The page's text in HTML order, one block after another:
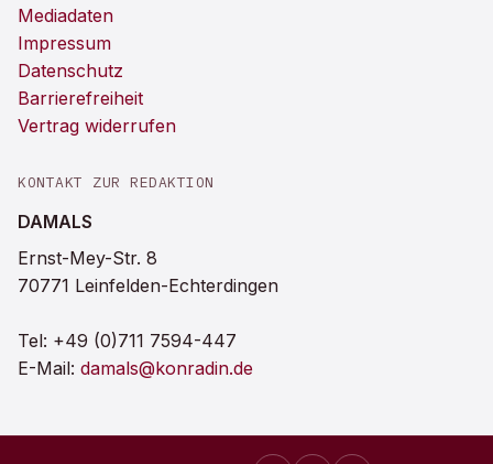
Mediadaten
Impressum
Datenschutz
Barrierefreiheit
Vertrag widerrufen
KONTAKT ZUR REDAKTION
DAMALS
Ernst-Mey-Str. 8
70771 Leinfelden-Echterdingen
Tel: +49 (0)711 7594-447
E-Mail: damals@konradin.de